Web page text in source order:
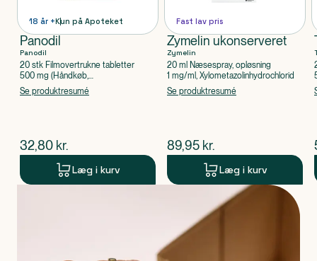
18 år +Kun på Apoteket
Panodil
Panodil
20 stk Filmovertrukne tabletter
500 mg (Håndkøb,
apoteksforbeholdt), Paracetamol
Se produktresumé
$nuværende pris
32,80 kr.
Læg i kurv
Fast lav pris
Zymelin ukonserveret
Zymelin
20 ml Næsespray, opløsning
1 mg/ml, Xylometazolinhydrochlorid
Se produktresumé
$nuværende pris
89,95 kr.
Læg i kurv